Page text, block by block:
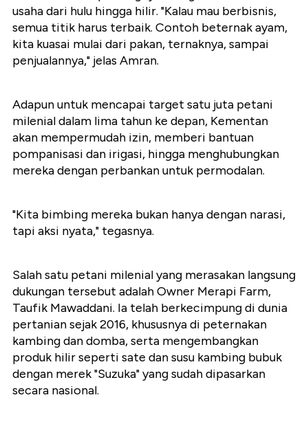
usaha dari hulu hingga hilir. "Kalau mau berbisnis,
semua titik harus terbaik. Contoh beternak ayam,
kita kuasai mulai dari pakan, ternaknya, sampai
penjualannya," jelas Amran.
Adapun untuk mencapai target satu juta petani
milenial dalam lima tahun ke depan, Kementan
akan mempermudah izin, memberi bantuan
pompanisasi dan irigasi, hingga menghubungkan
mereka dengan perbankan untuk permodalan.
"Kita bimbing mereka bukan hanya dengan narasi,
tapi aksi nyata," tegasnya.
Salah satu petani milenial yang merasakan langsung
dukungan tersebut adalah Owner Merapi Farm,
Taufik Mawaddani. Ia telah berkecimpung di dunia
pertanian sejak 2016, khususnya di peternakan
kambing dan domba, serta mengembangkan
produk hilir seperti sate dan susu kambing bubuk
dengan merek "Suzuka" yang sudah dipasarkan
secara nasional.